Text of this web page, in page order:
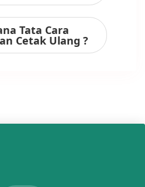
Tata Cara
Cetak Ulang ?